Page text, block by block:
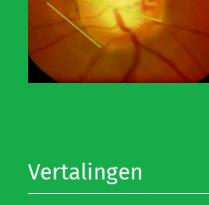
Vertalingen